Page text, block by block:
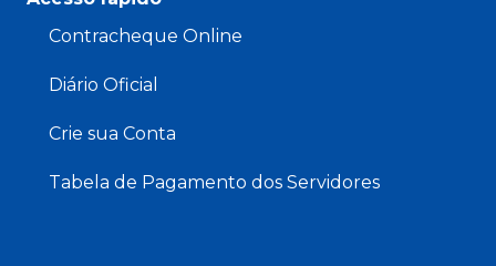
Contracheque Online
Diário Oficial
Crie sua Conta
Tabela de Pagamento dos Servidores